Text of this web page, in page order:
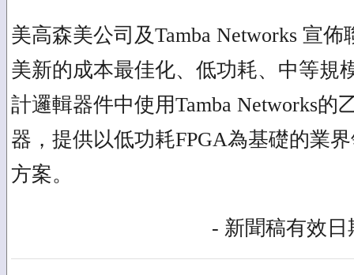
美高森美公司及Tamba Networks 宣
美新的成本最佳化、低功耗、中等規
計邏輯器件中使用Tamba Networks的
器，提供以低功耗FPGA為基礎的業
方案。
- 新聞稿有效日